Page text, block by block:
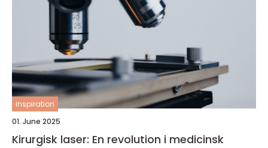
inspiration
01. June 2025
Kirurgisk laser: En revolution i medicinsk